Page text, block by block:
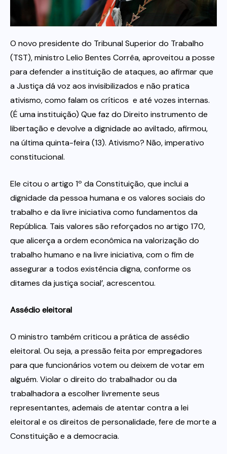
Itau
Financeiras e Cooperativas
O novo presidente do Tribunal Superior do Trabalho
(TST), ministro Lelio Bentes Corrêa, aproveitou a posse
para defender a instituição de ataques, ao afirmar que
a Justiça dá voz aos invisibilizados e não pratica
ativismo, como falam os críticos  e até vozes internas.
(É uma instituição) Que faz do Direito instrumento de
libertação e devolve a dignidade ao aviltado, afirmou,
na última quinta-feira (13). Ativismo? Não, imperativo
constitucional.
Ele citou o artigo 1º da Constituição, que inclui a
dignidade da pessoa humana e os valores sociais do
trabalho e da livre iniciativa como fundamentos da
República. Tais valores são reforçados no artigo 170,
que alicerça a ordem econômica na valorização do
trabalho humano e na livre iniciativa, com o fim de
assegurar a todos existência digna, conforme os
ditames da justiça social’, acrescentou.
Assédio eleitoral
O ministro também criticou a prática de assédio
eleitoral. Ou seja, a pressão feita por empregadores
para que funcionários votem ou deixem de votar em
alguém. Violar o direito do trabalhador ou da
trabalhadora a escolher livremente seus
representantes, ademais de atentar contra a lei
eleitoral e os direitos de personalidade, fere de morte a
Constituição e a democracia.